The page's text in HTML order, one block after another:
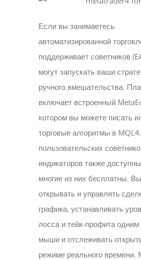
Если вы занимаетесь
автоматизированной
поддерживает советников
могут запускать ваши
ручного вмешательства.
включает встроенный
котором вы можете писать
торговые алгоритмы в
пользовательских
индикаторов также
многие из них бесплатны.
открывать и управлять
графика, устанавливать
лосса и тейк-профита
мыши и отслеживать
режиме реального времени.